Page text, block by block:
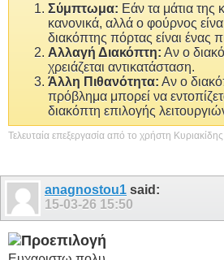
Σύμπτωμα: Εάν τα μάτια της
κανονικά, αλλά ο φούρνος
διακόπτης πόρτας είναι ένας
Αλλαγή Διακόπτη: Αν ο
χρειάζεται αντικατάσταση.
Άλλη Πιθανότητα: Αν ο
πρόβλημα μπορεί να
διακόπτη επιλογής
Τελευταία επεξεργασία από το χρήστη
anagnostou1 said:
15-03-26 15:50